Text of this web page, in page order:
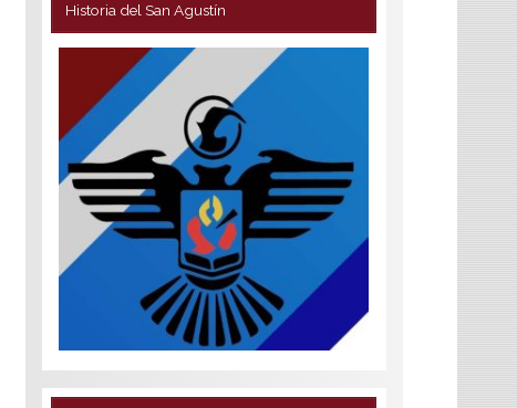
Historia del San Agustín